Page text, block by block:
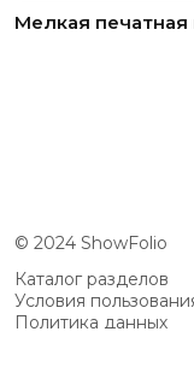
Мелкая печатная
© 2024 ShowFolio
Каталог разделов
Условия
Политика данных